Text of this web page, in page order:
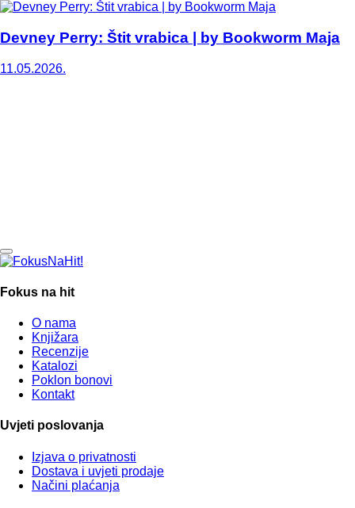
Devney Perry: Štit vrabica | by Bookworm Maja
11.05.2026.
Fokus na hit
O nama
Knjižara
Recenzije
Katalozi
Poklon bonovi
Kontakt
Uvjeti poslovanja
Izjava o privatnosti
Dostava i uvjeti prodaje
Načini plaćanja